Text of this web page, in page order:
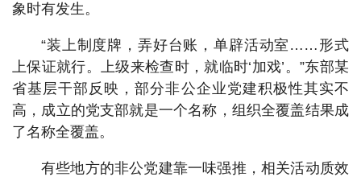
象时有发生。
“装上制度牌，弄好台账，单辟活动室……形式
上保证就行。上级来检查时，就临时‘加戏’。”东部某
省基层干部反映，部分非公企业党建积极性其实不
高，成立的党支部就是一个名称，组织全覆盖结果成
了名称全覆盖。
有些地方的非公党建靠一味强推，相关活动质效